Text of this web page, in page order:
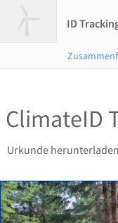
ID
ClimateID
Urkunde herunterladen